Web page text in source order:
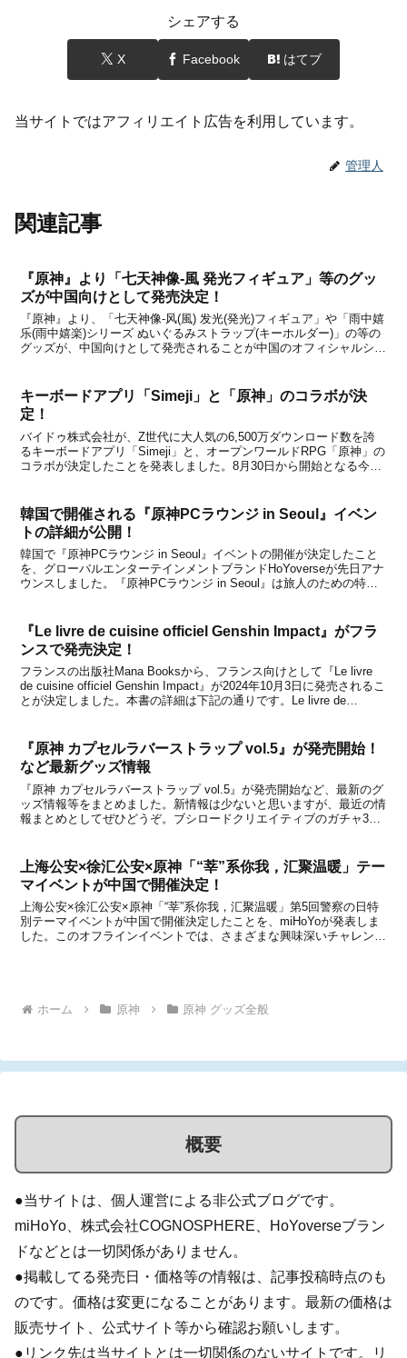
シェアする
X Facebook はてブ
当サイトではアフィリエイト広告を利用しています。
管理人
関連記事
『原神』より「七天神像-風 発光フィギュア」等のグッ
ズが中国向けとして発売決定！
『原神』より、「七天神像-风(風) 发光(発光)フィギュア」や「雨中嬉
乐(雨中嬉楽)シリーズ ぬいぐるみストラップ(キーホルダー)」の等の
グッズが、中国向けとして発売されることが中国のオフィシャルショ
キーボードアプリ「Simeji」と「原神」のコラボが決
定！
バイドゥ株式会社が、Z世代に大人気の6,500万ダウンロード数を誇
るキーボードアプリ「Simeji」と、オープンワールドRPG「原神」の
コラボが決定したことを発表しました。8月30日から開始となる今回
韓国で開催される『原神PCラウンジ in Seoul』イベン
トの詳細が公開！
韓国で『原神PCラウンジ in Seoul』イベントの開催が決定したこと
を、グローバルエンターテインメントブランドHoYoverseが先日アナ
ウンスしました。『原神PCラウンジ in Seoul』は旅人のための特別
『Le livre de cuisine officiel Genshin Impact』がフラ
ンスで発売決定！
フランスの出版社Mana Booksから、フランス向けとして『Le livre
de cuisine officiel Genshin Impact』が2024年10月3日に発売されるこ
とが決定しました。本書の詳細は下記の通りです。Le livre de
『原神 カプセルラバーストラップ vol.5』が発売開始！
など最新グッズ情報
『原神 カプセルラバーストラップ vol.5』が発売開始など、最新のグ
ッズ情報等をまとめました。新情報は少ないと思いますが、最近の情
報まとめとしてぜひどうぞ。ブシロードクリエイティブのガチャ3月
上海公安×徐汇公安×原神「“莘”系你我，汇聚温暖」テー
マイベントが中国で開催決定！
上海公安×徐汇公安×原神「“莘”系你我，汇聚温暖」第5回警察の日特
別テーマイベントが中国で開催決定したことを、miHoYoが発表しま
した。このオフラインイベントでは、さまざまな興味深いチャレンジ
ホーム 原神 原神 グッズ全般
概要
●当サイトは、個人運営による非公式ブログです。
miHoYo、株式会社COGNOSPHERE、HoYoverseブラン
ドなどとは一切関係がありません。
●掲載してる発売日・価格等の情報は、記事投稿時点のも
のです。価格は変更になることがあります。最新の価格は
販売サイト、公式サイト等から確認お願いします。
●リンク先は当サイトとは一切関係のないサイトです。リ